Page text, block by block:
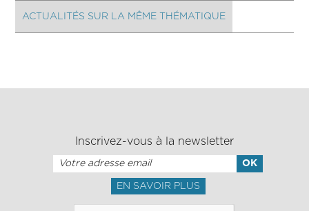
ACTUALITÉS SUR LA MÊME THÉMATIQUE
Inscrivez-vous à la newsletter
EN SAVOIR PLUS